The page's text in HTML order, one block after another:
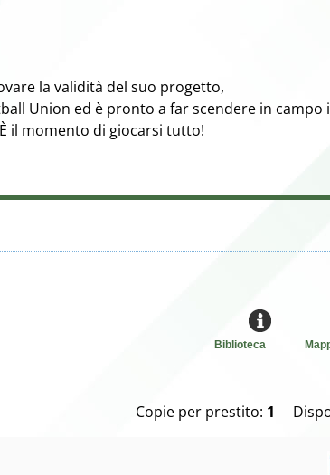
la validità del suo progetto,
Union ed è pronto a far scendere in campo
il momento di giocarsi tutto!
Biblioteca
Copie per prestito: 1